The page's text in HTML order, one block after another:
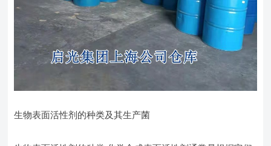
生物表面活性剂的种类及其生产菌